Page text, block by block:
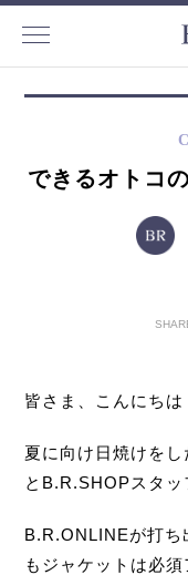
できるオトコ
皆さま、こんにちは
夏に向け日焼けを
とB.R.SHOPスタ
B.R.ONLINEが打ち
もジャケットは必須